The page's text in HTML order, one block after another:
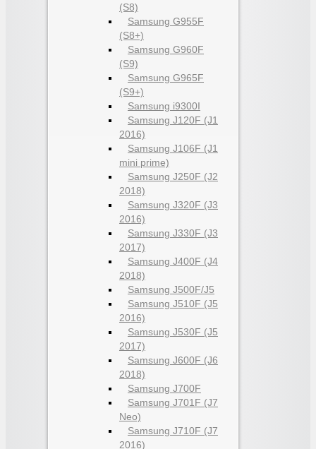
(S8)
Samsung G955F
(S8+)
Samsung G960F
(S9)
Samsung G965F
(S9+)
Samsung i9300I
Samsung J120F (J1
2016)
Samsung J106F (J1
mini prime)
Samsung J250F (J2
2018)
Samsung J320F (J3
2016)
Samsung J330F (J3
2017)
Samsung J400F (J4
2018)
Samsung J500F/J5
Samsung J510F (J5
2016)
Samsung J530F (J5
2017)
Samsung J600F (J6
2018)
Samsung J700F
Samsung J701F (J7
Neo)
Samsung J710F (J7
2016)